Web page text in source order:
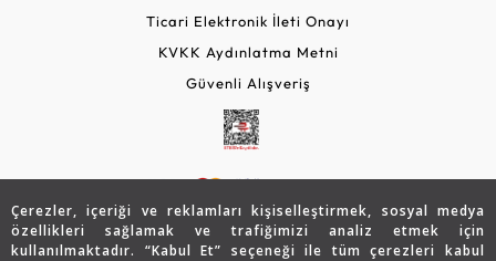
Çerezler, içeriği ve reklamları kişiselleştirmek, sosyal medya
özellikleri sağlamak ve trafiğimizi analiz etmek için
kullanılmaktadır. “Kabul Et” seçeneği ile tüm çerezleri kabul
Ticari Elektronik İleti Onayı
KVKK Aydınlatma Metni
Güvenli Alışveriş